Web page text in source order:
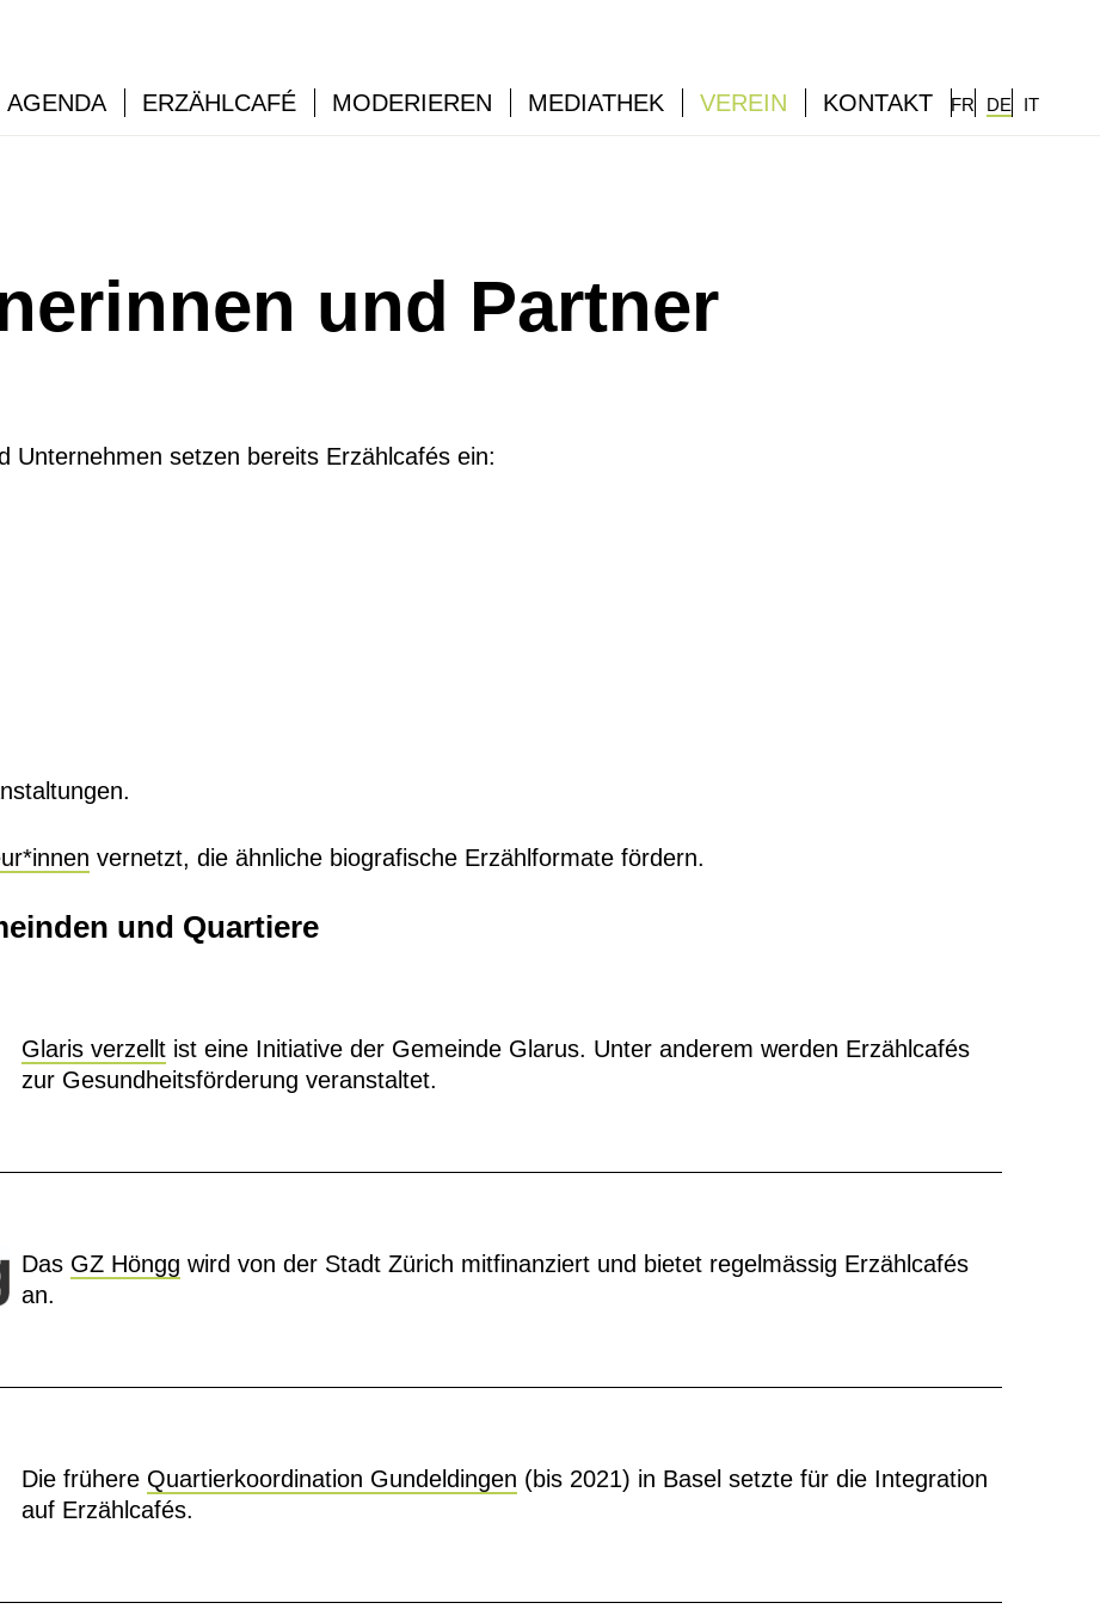
AGENDA ERZÄHLCAFÉ MODERIEREN MEDIATHEK VEREIN KONTAKT FR DE IT
und Partner
Unternehmen setzen bereits Erzählcafés ein:
vernetzt, die ähnliche biografische Erzählformate fördern.
und Quartiere
Glaris verzellt ist eine Initiative der Gemeinde Glarus. Unter anderem werden Erzählcafés
zur Gesundheitsförderung veranstaltet.
Das GZ Höngg wird von der Stadt Zürich mitfinanziert und bietet regelmässig Erzählcafés
an.
Die frühere Quartierkoordination Gundeldingen (bis 2021) in Basel setzte für die Integration
auf Erzählcafés.